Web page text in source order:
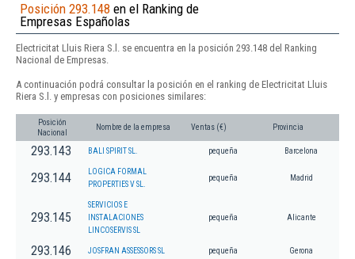
Posición 293.148 en el Ranking de
Empresas Españolas
Electricitat Lluis Riera S.l. se encuentra en la posición 293.148 del Ranking
Nacional de Empresas.
A continuación podrá consultar la posición en el ranking de Electricitat Lluis
Riera S.l. y empresas con posiciones similares:
Posición
Nacional
Nombre de la empresa Ventas (€) Provincia
293.143 BALI SPIRIT SL. pequeña Barcelona
293.144
LOGICA FORMAL
PROPERTIES V SL.
pequeña Madrid
293.145
SERVICIOS E
INSTALACIONES
LINCOSERVIS SL
pequeña Alicante
293.146 JOSFRAN ASSESSORS SL pequeña Gerona